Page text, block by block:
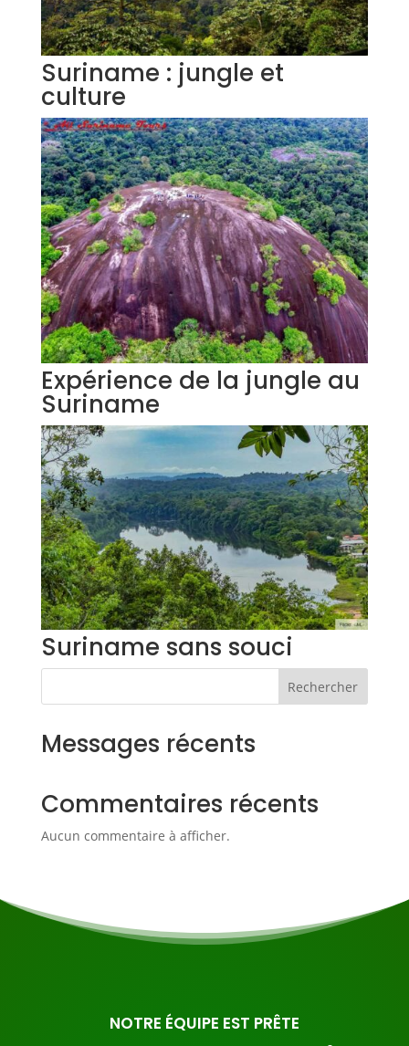
Suriname : jungle et
culture
Expérience de la jungle au
Suriname
Suriname sans souci
Rechercher
Messages récents
Commentaires récents
Aucun commentaire à afficher.
NOTRE ÉQUIPE EST PRÊTE